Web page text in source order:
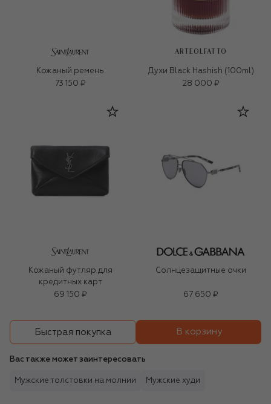
Кожаный ремень
73 150 ₽
ARTEOLFATTO
Духи Black Hashish (100ml)
28 000 ₽
Кожаный футляр для
кредитных карт
69 150 ₽
Солнцезащитные очки
67 650 ₽
Быстрая покупка В корзину
Вас также может заинтересовать
Мужские толстовки на молнии Мужские худи